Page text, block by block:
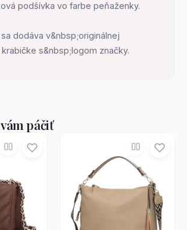
podšívka vo farbe peňaženky.
dodáva v&nbsp;originálnej
s&nbsp;logom značky.
páčiť